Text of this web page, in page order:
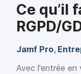
Ce qu’il
RGPD/
Jamf Pro,
Avec l'entrée en